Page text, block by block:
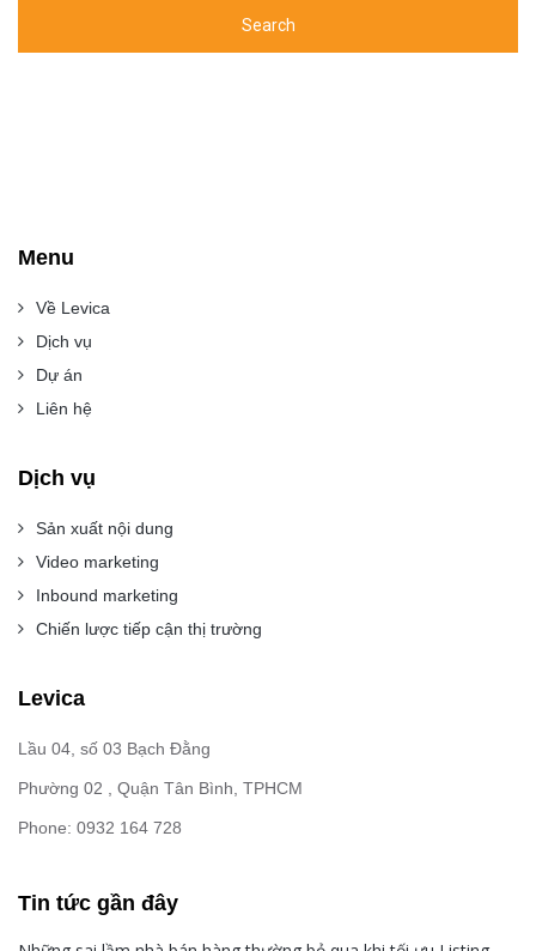
Menu
Về Levica
Dịch vụ
Dự án
Liên hệ
Dịch vụ
Sản xuất nội dung
Video marketing
Inbound marketing
Chiến lược tiếp cận thị trường
Levica
Lầu 04, số 03 Bạch Đằng
Phường 02 , Quận Tân Bình, TPHCM
Phone: 0932 164 728
Tin tức gần đây